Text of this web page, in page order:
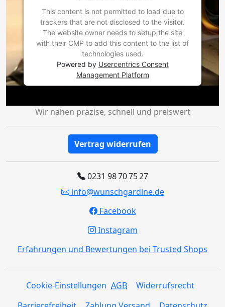
This content is not permitted to load due to
trackers that are not disclosed to the visitor.
The website owner needs to setup the site
with their CMP to add this content to the list of
technologies used.
Powered by Usercentrics Consent
Management Platform
Wir nähen präzise, schnell und preiswert
Vertrag widerrufen
0231 98 70 75 27
info@wunschgardine.de
Facebook
Instagram
Erfahrungen und Bewertungen bei Trusted Shops
Cookie-Einstellungen AGB
Widerrufsrecht